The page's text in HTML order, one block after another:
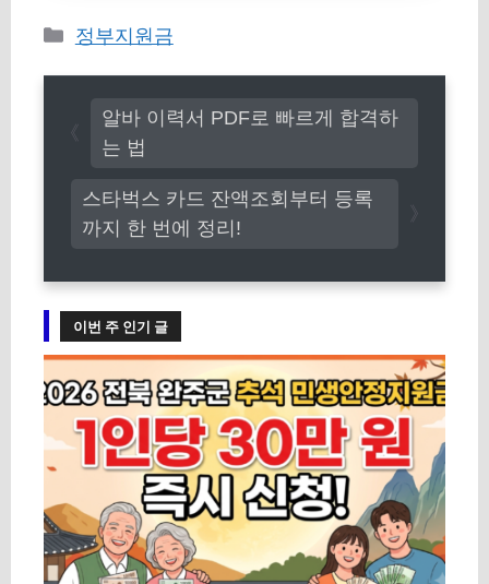
카
정부지원금
스타벅스 카드 잔액조회부터 등록
까지 한 번에 정리!
알바 이력서 PDF로 빠르게 합격하
는 법
이번 주 인기 글